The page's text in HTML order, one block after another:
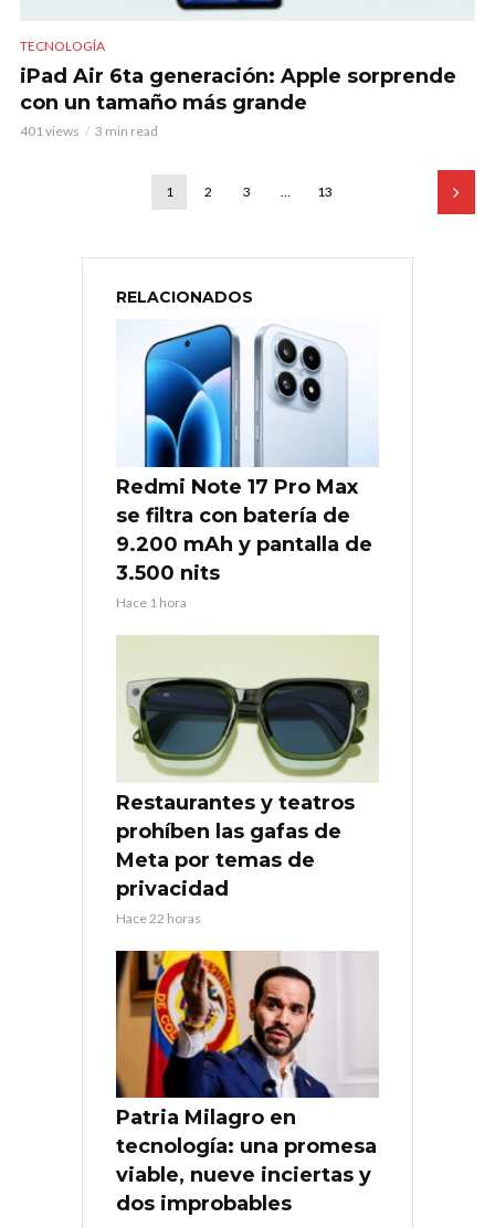
TECNOLOGÍA
iPad Air 6ta generación: Apple sorprende
con un tamaño más grande
401 views 3 min read
1 2 3 … 13
RELACIONADOS
Redmi Note 17 Pro Max
se filtra con batería de
9.200 mAh y pantalla de
3.500 nits
Hace 1 hora
Restaurantes y teatros
prohíben las gafas de
Meta por temas de
privacidad
Hace 22 horas
Patria Milagro en
tecnología: una promesa
viable, nueve inciertas y
dos improbables